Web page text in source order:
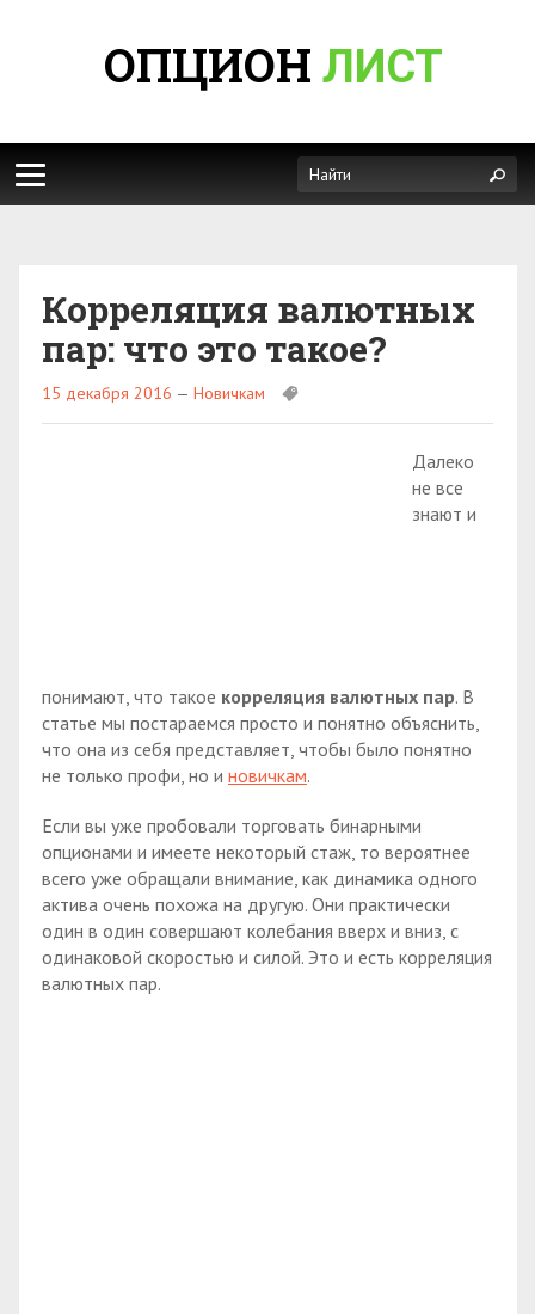
ОПЦИОН ЛИСТ
Корреляция валютных
пар: что это такое?
15 декабря 2016 — Новичкам
Далеко
не все
знают и
понимают, что такое корреляция валютных пар. В
статье мы постараемся просто и понятно объяснить,
что она из себя представляет, чтобы было понятно
не только профи, но и новичкам.
Если вы уже пробовали торговать бинарными
опционами и имеете некоторый стаж, то вероятнее
всего уже обращали внимание, как динамика одного
актива очень похожа на другую. Они практически
один в один совершают колебания вверх и вниз, с
одинаковой скоростью и силой. Это и есть корреляция
валютных пар.